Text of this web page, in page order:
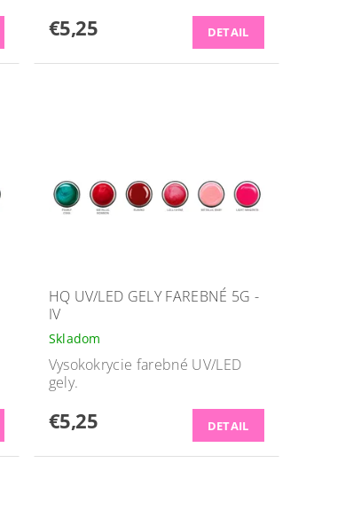
€5,25 DETAIL
HQ UV/LED GELY FAREBNÉ 5G -
IV
Skladom
Vysokokrycie farebné UV/LED
gely.
€5,25 DETAIL